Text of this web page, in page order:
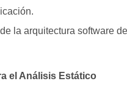
la arquitectura software
el Análisis Estático